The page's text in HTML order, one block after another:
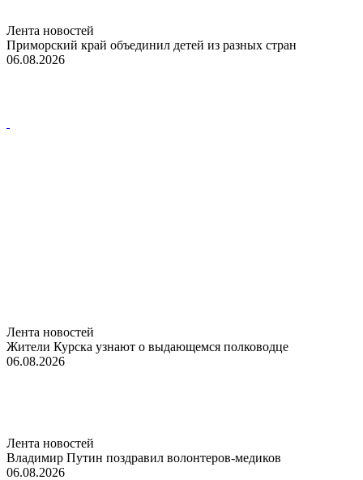
Лента новостей
Приморский край объединил детей из разных стран
06.08.2026
Лента новостей
Жители Курска узнают о выдающемся полководце
06.08.2026
Лента новостей
Владимир Путин поздравил волонтеров-медиков
06.08.2026